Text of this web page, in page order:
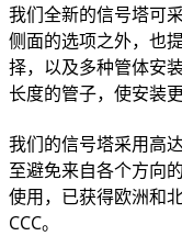
我们全新的信号塔可
侧面的选项之外，也
择，以及多种管体安
长度的管子，使安装更
我们的信号塔采用高
至避免来自各个方向
使用，已获得欧洲和
CCC。